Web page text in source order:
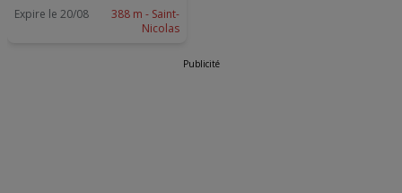
Expire le 20/08
388 m - Saint-
Nicolas
Publicité